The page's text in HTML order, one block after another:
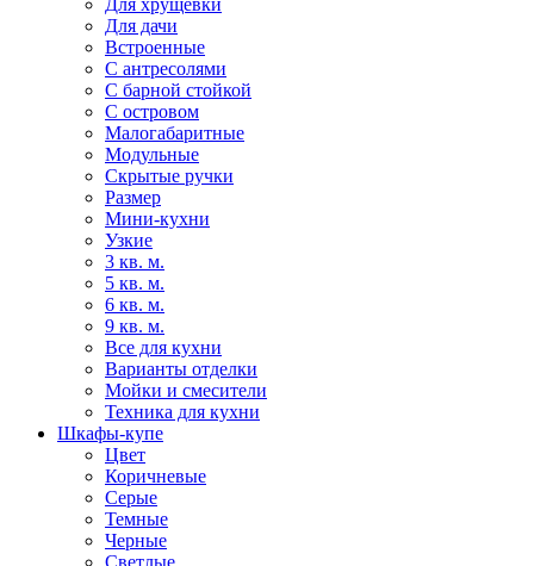
Для хрущевки
Для дачи
Встроенные
С антресолями
С барной стойкой
С островом
Малогабаритные
Модульные
Скрытые ручки
Размер
Мини-кухни
Узкие
3 кв. м.
5 кв. м.
6 кв. м.
9 кв. м.
Все для кухни
Варианты отделки
Мойки и смесители
Техника для кухни
Шкафы-купе
Цвет
Коричневые
Серые
Темные
Черные
Светлые